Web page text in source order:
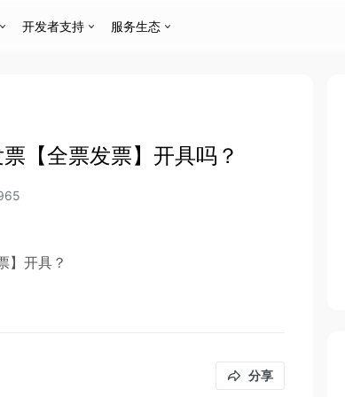
开发者支持 服务生态
【全票发票】开具吗？
】开具？
分享